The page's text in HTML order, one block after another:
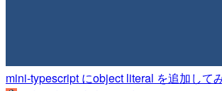
mini-typescript にobject literal を追加して